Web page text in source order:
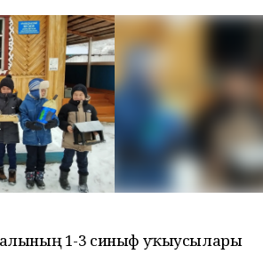
1-3 синыф уҡыусылары